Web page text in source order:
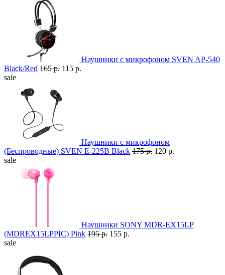
Наушники с микрофоном SVEN AP-540
Black/Red 165 р. 115 р.
sale
Наушники с микрофоном
(Беспроводные) SVEN E-225B Black 175 р. 120 р.
sale
Наушники SONY MDR-EX15LP
(MDREX15LPPIC) Pink 195 р. 155 р.
sale